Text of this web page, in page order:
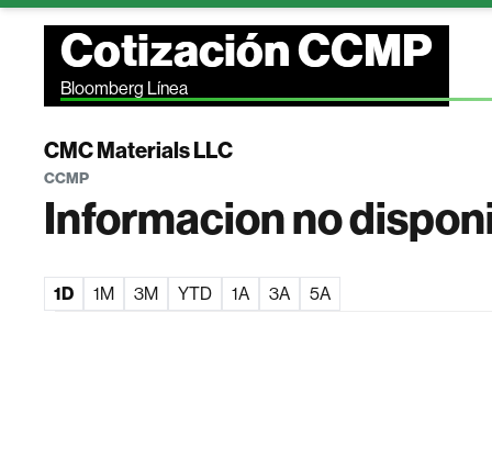
Cotización CCMP
Bloomberg Línea
CMC Materials LLC
CCMP
Informacion no
1D 1M 3M YTD 1A 3A 5A